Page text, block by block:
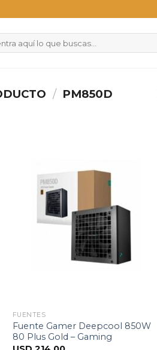
/ PM850D
FUENTES
Fuente Gamer Deepcool 850W
80 Plus Gold – Gaming